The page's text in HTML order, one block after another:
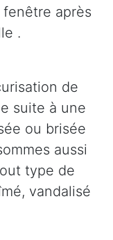
après
.
de
suite à une
ou brisée
aussi
type de
vandalisé